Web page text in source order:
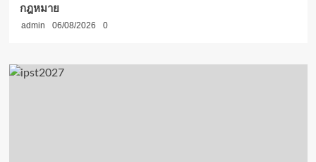
กฎหมาย
admin 06/08/2026 0